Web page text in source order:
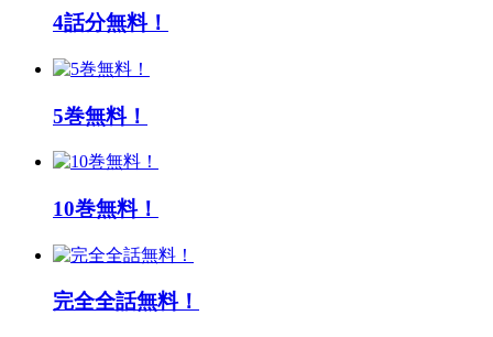
4話分無料！
5巻無料！
10巻無料！
完全全話無料！